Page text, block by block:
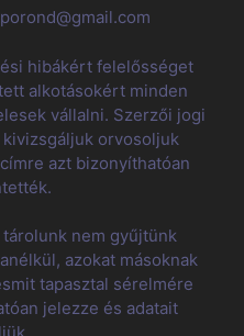
hibákért felelősséget
alkotásokért minden
vállalni. Szerzői jogi
orvosoljuk
azt bizonyíthatóan
tárolunk nem gyűjtünk
azokat másoknak
tapasztal sérelmére
jelezze és adatait